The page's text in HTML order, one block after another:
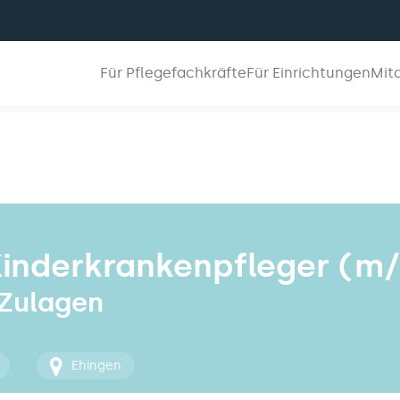
Für PflegefachkräfteFür Einrichtungen
Ehingen